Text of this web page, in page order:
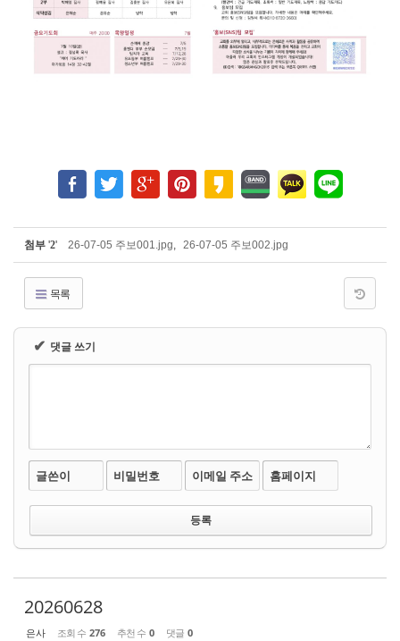
첨부 '2' 26-07-05 주보001.jpg 26-07-05 주보002.jpg
목록
✔ 댓글 쓰기
글쓴이 비밀번호 이메일 주소 홈페이지
20260628
은사 조회 수 276 추천 수 0 댓글 0